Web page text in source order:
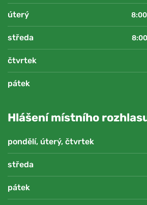
úterý 8:00
středa
čtvrtek
pátek
Hlášení místního
pondělí, úterý, čtvrtek
středa
pátek